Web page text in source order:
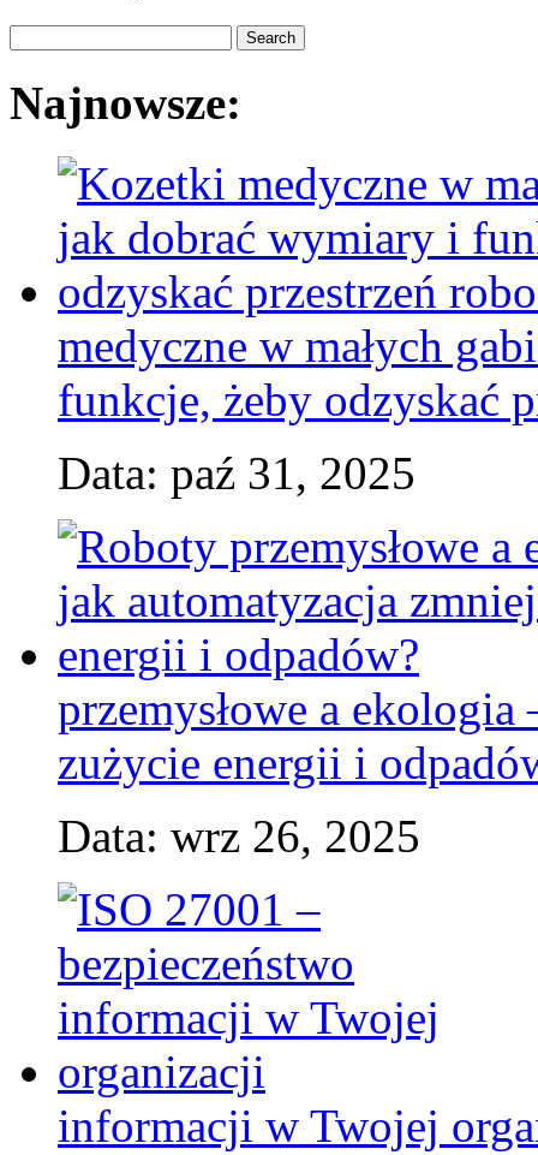
Najnowsze:
medyczne w małych
funkcje, żeby odzyskać
Data: paź 31, 2025
przemysłowe a
zużycie energii i
Data: wrz 26, 2025
informacji w Twojej